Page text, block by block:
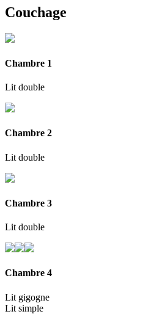
Couchage
Chambre 1
Lit double
Chambre 2
Lit double
Chambre 3
Lit double
Chambre 4
Lit gigogne
Lit simple